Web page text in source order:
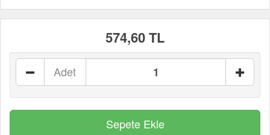
574,60 TL
Adet